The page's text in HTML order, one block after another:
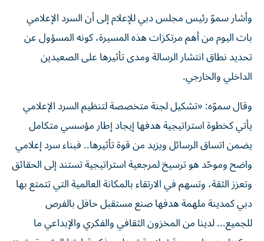
وأشار سموّ رئيس مجلس دبي للإعلام إلى أن السرد الإعلامي
بات اليوم من أهم مرتكزات هذه المسيرة، كونه المسؤول عن
تحديد نطاق انتشار الرسالة ومدى تأثيرها على الصعيدين
الداخلي والخارجي.
وقال سموّه: «تشكيل لجنة متخصصة لتنظيم السرد الإعلامي
يأتي كخطوة استراتيجية هدفها إيجاد إطار مؤسسي متكامل
يضمن اتساق الرسائل ويزيد من قوة تأثيرها.. فبناء سرد إعلامي
واضح وموحّد هو ترسيخ لمرجعية استراتيجية تستند إلى الحقائق
وتعزز الثقة، وتسهم في الارتقاء بالمكانة العالمية التي تتمتع بها
دبي كمدينة ملهمة هدفها صنع مستقبل حافل بالفرص
للجميع... لدينا من المخزون الثقافي والفكري والإبداعي ما